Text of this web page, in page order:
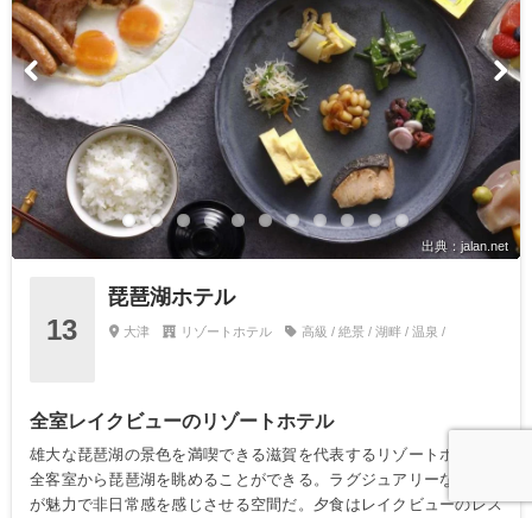
出典：jalan.net
13
琵琶湖ホテル
大津 リゾートホテル 高級 / 絶景 / 湖畔 / 温泉 /
全室レイクビューのリゾートホテル
雄大な琵琶湖の景色を満喫できる滋賀を代表するリゾートホテル。
全客室から琵琶湖を眺めることができる。ラグジュアリーな雰囲気
が魅力で非日常感を感じさせる空間だ。夕食はレイクビューのレス